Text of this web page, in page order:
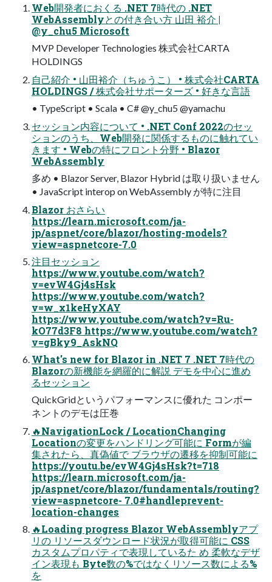
Web開発者におくる .NET 7時代の .NET
WebAssemblyとの付き合い方 山田 裕介 |
@y_chu5 Microsoft
MVP Developer Technologies 株式会社CARTA
HOLDINGS
自己紹介 • 山田裕介（ちゅうこ） • 株式会社CARTA
HOLDINGS / 株式会社サポーターズ • 好きな言語
• TypeScript • Scala • C# @y_chu5 @yamachu
セッション内容について • .NET Conf 2022のセッ
ションのうち、Web開発に関係するものに触れてい
きます • Webの特にフロント分野 • Blazor
WebAssembly
多め • Blazor Server, Blazor Hybrid は取り扱いません
• JavaScript interop on WebAssembly が特に注目
Blazor おさらい
https://learn.microsoft.com/ja-
jp/aspnet/core/blazor/hosting-models?
view=aspnetcore-7.0
注目セッション
https://www.youtube.com/watch?
v=evW4Gj4sHsk
https://www.youtube.com/watch?
v=w_x1keHyXAY
https://www.youtube.com/watch?v=Ru-
kO77d3F8 https://www.youtube.com/watch?
v=gBky9_AskNQ
What's new for Blazor in .NET 7 .NET 7時代の
Blazorの新機能を網羅的に解説 デモを中心に進め
るセッション
QuickGridというパフォーマンスに優れた コンポー
ネントのデモは圧巻
🔥NavigationLock / LocationChanging
Locationの変更をハンドリング可能に Formが編
集されたら、真偽値で ブラウザの遷移を抑制可能に
https://youtu.be/evW4Gj4sHsk?t=718
https://learn.microsoft.com/ja-
jp/aspnet/core/blazor/fundamentals/routing?
view=aspnetcore- 7.0#handleprevent-
location-changes
🔥Loading progress Blazor WebAssemblyアプ
リの リソースダウンロード状況が取得可能に CSS
カスタムプロパティで表現しているた め 柔軟なデザ
イン表現も Byte数の%ではなくリソース数による%
を